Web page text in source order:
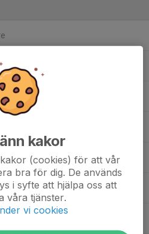
kakor
(cookies) för att vår
bra för dig. De används
i syfte att hjälpa oss att
våra tjänster.
vi cookies